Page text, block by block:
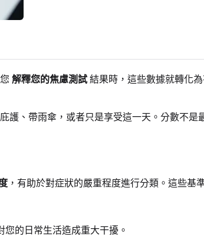
解釋您的焦慮測試 結果時，這些數據就轉化
、帶雨傘，或者只是享受這一天。分數不是
，有助於對症狀的嚴重程度進行分類。這些基
的日常生活造成重大干擾。